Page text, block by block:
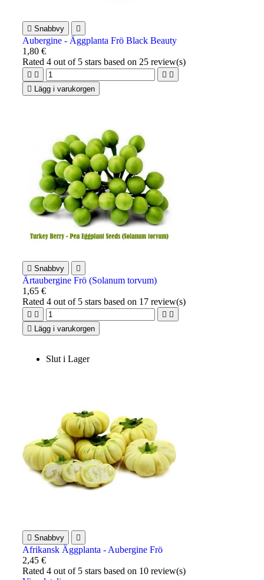
 Snabbvy 
Aubergine - Äggplanta Frö Black Beauty
1,80 €
Rated4 out of 5 stars based on 25 review(s)
   
 Lägg i varukorgen
 Snabbvy 
Ärtaubergine Frö (Solanum torvum)
1,65 €
Rated4 out of 5 stars based on 17 review(s)
   
 Lägg i varukorgen
Slut i Lager
 Snabbvy 
Afrikansk Äggplanta - Aubergine Frö
2,45 €
Rated4 out of 5 stars based on 10 review(s)